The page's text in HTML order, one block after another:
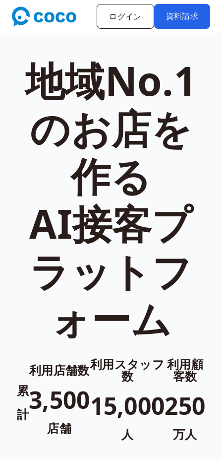
ログイン 資料請求
地域No.1
のお店を
作る
AI接客プ
ラットフ
ォーム
累
計
利用店舗数
3,500
店舗
利用スタッフ
数
15,000
人
利用顧
客数
250
万人